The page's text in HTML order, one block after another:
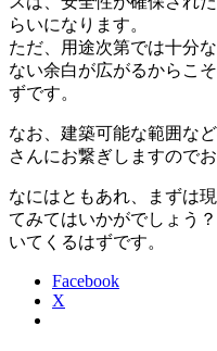
らいになります。
ただ、用途次第では十分
ない余白が広がるからこ
ずです。
なお、建築可能な範囲な
さんにお繋ぎしますので
なにはともあれ、まずは
てみてはいかがでしょう
いてくるはずです。
Facebook
X